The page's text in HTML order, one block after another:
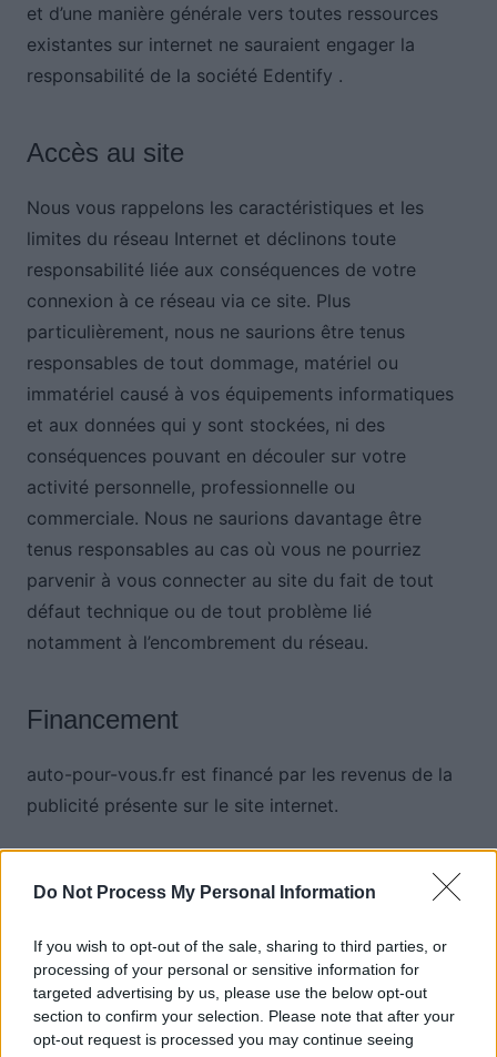
Do Not Process My Personal Information
If you wish to opt-out of the sale, sharing to third parties, or
processing of your personal or sensitive information for
targeted advertising by us, please use the below opt-out
section to confirm your selection. Please note that after your
opt-out request is processed you may continue seeing
et d’une manière générale vers toutes ressources
existantes sur internet ne sauraient engager la
responsabilité de la société Edentify .
Accès au site
Nous vous rappelons les caractéristiques et les
limites du réseau Internet et déclinons toute
responsabilité liée aux conséquences de votre
connexion à ce réseau via ce site. Plus
particulièrement, nous ne saurions être tenus
responsables de tout dommage, matériel ou
immatériel causé à vos équipements informatiques
et aux données qui y sont stockées, ni des
conséquences pouvant en découler sur votre
activité personnelle, professionnelle ou
commerciale. Nous ne saurions davantage être
tenus responsables au cas où vous ne pourriez
parvenir à vous connecter au site du fait de tout
défaut technique ou de tout problème lié
notamment à l’encombrement du réseau.
Financement
auto-pour-vous.fr est financé par les revenus de la
publicité présente sur le site internet.
Publicité
La publicité se présente sous la forme de bandeaux,
de vignettes ou d’encarts publicitaires insérés sur
les différentes pages des sites et portant au-dessus
la mention « publicité ». La publicité peut également